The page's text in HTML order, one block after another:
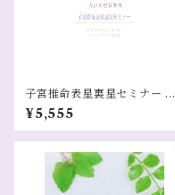
子宮推命表星裏星セミナー オ
ンデマンド配信
¥5,555